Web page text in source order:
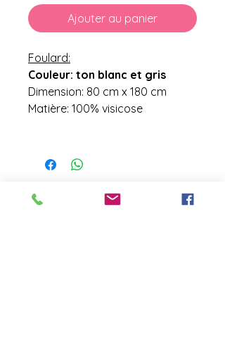
Ajouter au panier
Foulard:
Couleur: ton blanc et gris
Dimension: 80 cm x 180 cm
Matière: 100% visicose
com